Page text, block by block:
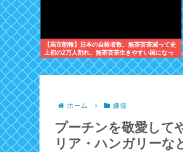
【高市朗報】日本の自殺者数、無茶苦茶減って史
上初の2万人割れ。無茶苦茶生きやすい国になっ
てる件www
ホーム 嫌儲
プーチンを敬愛して
リア・ハンガリーな